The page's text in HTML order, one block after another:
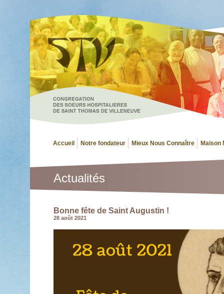
Accueil Notre fondateur Mieux Nous Connaître Maison
Actualités
Bonne fête de Saint Augustin !
28 août 2021